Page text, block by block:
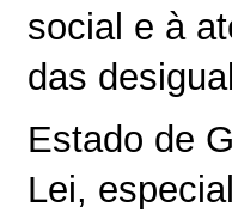
social e à
das
Estado de
Lei,